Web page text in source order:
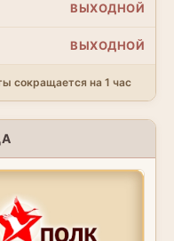
ВЫХОДНОЙ
ВЫХОДНОЙ
сокращается на 1 час